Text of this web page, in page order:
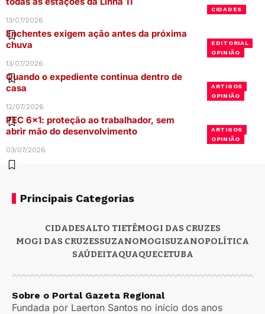
CIDADES
13/07/2026
EDITORIAL
OPINIÃO
Enchentes exigem ação antes da próxima
chuva
13/07/2026
ARTIGOS
OPINIÃO
Quando o expediente continua dentro de
casa
12/07/2026
ARTIGOS
OPINIÃO
PEC 6×1: proteção ao trabalhador, sem
abrir mão do desenvolvimento
03/07/2026
Principais Categorias
CIDADESALTO TIETÊMOGI DAS CRUZES
MOGI DAS CRUZESSUZANOMOGISUZANOPOLÍTICA
SAÚDEITAQUAQUECETUBA
Sobre o Portal Gazeta Regional
Fundada por Laerton Santos no início dos anos